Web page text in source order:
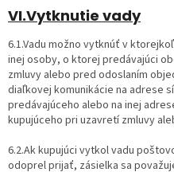
VI.Vytknutie vady
6.1.Vadu možno vytknúť v
inej osoby, o ktorej predávajúci
zmluvy alebo pred odoslaním
diaľkovej komunikácie na adrese
predávajúceho alebo na inej
kupujúceho pri uzavretí zmluvy
6.2.Ak kupujúci vytkol vadu
odoprel prijať, zásielka sa